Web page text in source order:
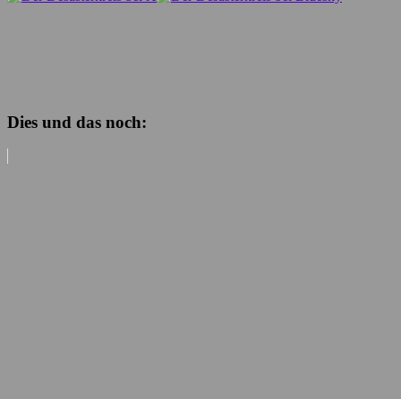
Dies und das noch: